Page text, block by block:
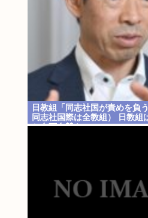
日教組「同志社国が責めを負
同志社国際は全教組） 日教組
と自画自賛も